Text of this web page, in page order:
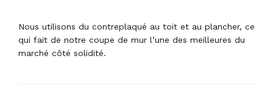
Nous utilisons du contreplaqué au toit et au plancher, ce
qui fait de notre coupe de mur l’une des meilleures du
marché côté solidité.